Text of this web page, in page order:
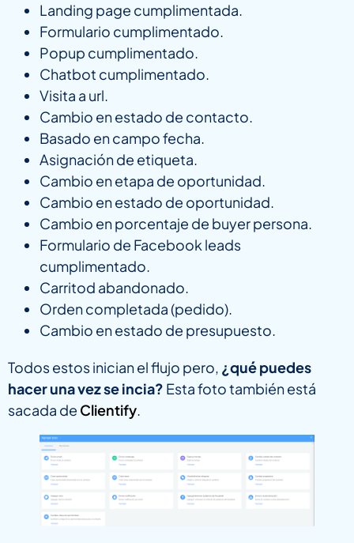
Landing page cumplimentada.
Formulario cumplimentado.
Popup cumplimentado.
Chatbot cumplimentado.
Visita a url.
Cambio en estado de contacto.
Basado en campo fecha.
Asignación de etiqueta.
Cambio en etapa de oportunidad.
Cambio en estado de oportunidad.
Cambio en porcentaje de buyer persona.
Formulario de Facebook leads
cumplimentado.
Carritod abandonado.
Orden completada (pedido).
Cambio en estado de presupuesto.
Todos estos inician el flujo pero, ¿qué puedes
hacer una vez se incia? Esta foto también está
sacada de Clientify.